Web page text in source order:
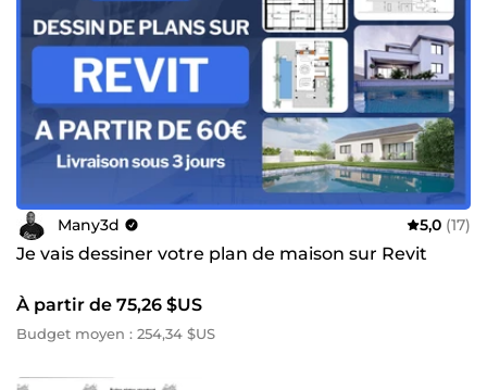
Many3d 5,0 (17)
Je vais dessiner votre plan de maison sur Revit
À partir de 75,26 $US
Budget moyen : 254,34 $US